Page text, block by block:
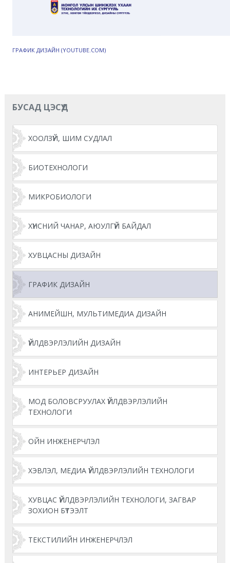
ГРАФИК ДИЗАЙН (YOUTUBE.COM)
БУСАД ЦЭСҮҮД
ХООЛЗҮЙ, ШИМ СУДЛАЛ
БИОТЕХНОЛОГИ
МИКРОБИОЛОГИ
ХҮНСНИЙ ЧАНАР, АЮУЛГҮЙ БАЙДАЛ
ХУВЦАСНЫ ДИЗАЙН
ГРАФИК ДИЗАЙН
АНИМЕЙШН, МУЛЬТИМЕДИА ДИЗАЙН
ҮЙЛДВЭРЛЭЛИЙН ДИЗАЙН
ИНТЕРЬЕР ДИЗАЙН
МОД БОЛОВСРУУЛАХ ҮЙЛДВЭРЛЭЛИЙН
ТЕХНОЛОГИ
ОЙН ИНЖЕНЕРЧЛЭЛ
ХЭВЛЭЛ, МЕДИА ҮЙЛДВЭРЛЭЛИЙН ТЕХНОЛОГИ
ХУВЦАС ҮЙЛДВЭРЛЭЛИЙН ТЕХНОЛОГИ, ЗАГВАР
ЗОХИОН БҮТЭЭЛТ
ТЕКСТИЛИЙН ИНЖЕНЕРЧЛЭЛ